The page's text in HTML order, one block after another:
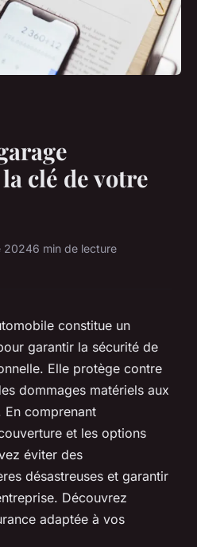
clé de votre
20246 min de lecture
constitue un
garantir la sécurité de
Elle protège contre
dommages matériels aux
En comprenant
et les options
éviter des
désastreuses et garantir
Découvrez
adaptée à vos